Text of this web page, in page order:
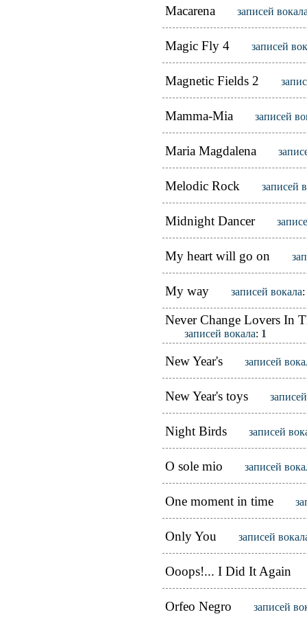
Macarena записей
Magic Fly 4 записей
Magnetic Fields 2
Mamma-Mia записей
Maria Magdalena
Melodic Rock записей
Midnight Dancer
My heart will go on
My way записей вокала:
Never Change Lovers In
записей вокала: 1
New Year's записей
New Year's toys
Night Birds записей
O sole mio записей
One moment in time
Only You записей
Ooops!... I Did It Again
Orfeo Negro записей